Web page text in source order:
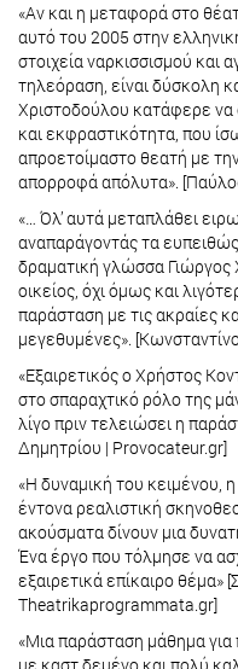
«Αν και η μεταφορά στο
αυτό του 2005 στην
στοιχεία ναρκισσισμού και
τηλεόραση, είναι δύσκολη
Χριστοδούλου κατάφερε να
και εκφραστικότητα, που
απροετοίμαστο θεατή με
απορροφά απόλυτα».
«… Όλ’ αυτά μεταπλάθει
αναπαράγοντάς τα
δραματική γλώσσα Γιώργος
οικείος, όχι όμως και
παράσταση με τις ακραίες
μεγεθυμένες».
«Εξαιρετικός ο Χρήστος
στο σπαραχτικό ρόλο της
λίγο πριν τελειώσει η
Δημητρίου | Provocateur.gr]
«Η δυναμική του κειμένου,
έντονα ρεαλιστική
ακούσματα δίνουν μια
Ένα έργο που τόλμησε να
εξαιρετικά επίκαιρο
Theatrikaprogrammata.gr]
«Μια παράσταση μάθημα